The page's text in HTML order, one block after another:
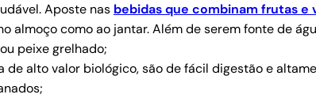
Aposte nas bebidas que combinam frutas e
almoço como ao jantar. Além de serem fonte de
peixe grelhado;
alto valor biológico, são de fácil digestão e